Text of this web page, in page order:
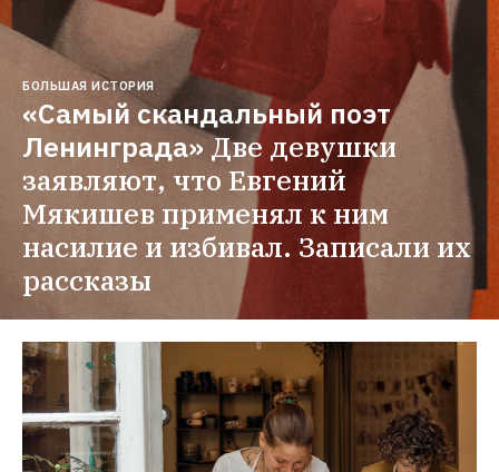
БОЛЬШАЯ ИСТОРИЯ
«Самый скандальный поэт
Ленинграда»Две девушки
заявляют, что Евгений
Мякишев применял к ним
насилие и избивал. Записали их
рассказы